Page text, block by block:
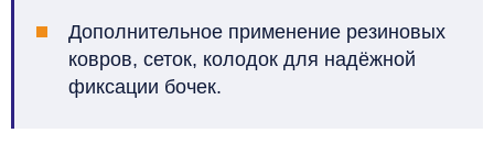
Дополнительное применение резиновых
ковров, сеток, колодок для надёжной
фиксации бочек.